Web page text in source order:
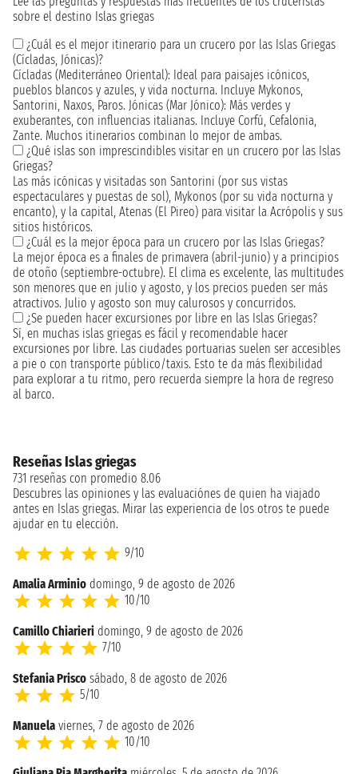
sobre el destino Islas griegas
¿Cuál es el mejor itinerario para un crucero por las Islas Griegas
(Cícladas, Jónicas)?
Cícladas (Mediterráneo Oriental): Ideal para paisajes icónicos,
pueblos blancos y azules, y vida nocturna. Incluye Mykonos,
Santorini, Naxos, Paros. Jónicas (Mar Jónico): Más verdes y
exuberantes, con influencias italianas. Incluye Corfú, Cefalonia,
Zante. Muchos itinerarios combinan lo mejor de ambas.
¿Qué islas son imprescindibles visitar en un crucero por las Islas
Griegas?
Las más icónicas y visitadas son Santorini (por sus vistas
espectaculares y puestas de sol), Mykonos (por su vida nocturna y
encanto), y la capital, Atenas (El Pireo) para visitar la Acrópolis y sus
sitios históricos.
¿Cuál es la mejor época para un crucero por las Islas Griegas?
La mejor época es a finales de primavera (abril-junio) y a principios
de otoño (septiembre-octubre). El clima es excelente, las multitudes
son menores que en julio y agosto, y los precios pueden ser más
atractivos. Julio y agosto son muy calurosos y concurridos.
¿Se pueden hacer excursiones por libre en las Islas Griegas?
Sí, en muchas islas griegas es fácil y recomendable hacer
excursiones por libre. Las ciudades portuarias suelen ser accesibles
a pie o con transporte público/taxis. Esto te da más flexibilidad
para explorar a tu ritmo, pero recuerda siempre la hora de regreso
al barco.
Reseñas Islas griegas
731 reseñas con promedio 8.06
Descubres las opiniones y las evaluaciónes de quien ha viajado
antes en Islas griegas. Mirar las experiencia de los otros te puede
ajudar en tu elección.
9/10
Amalia Arminio domingo, 9 de agosto de 2026
10/10
Camillo Chiarieri domingo, 9 de agosto de 2026
7/10
Stefania Prisco sábado, 8 de agosto de 2026
5/10
Manuela viernes, 7 de agosto de 2026
10/10